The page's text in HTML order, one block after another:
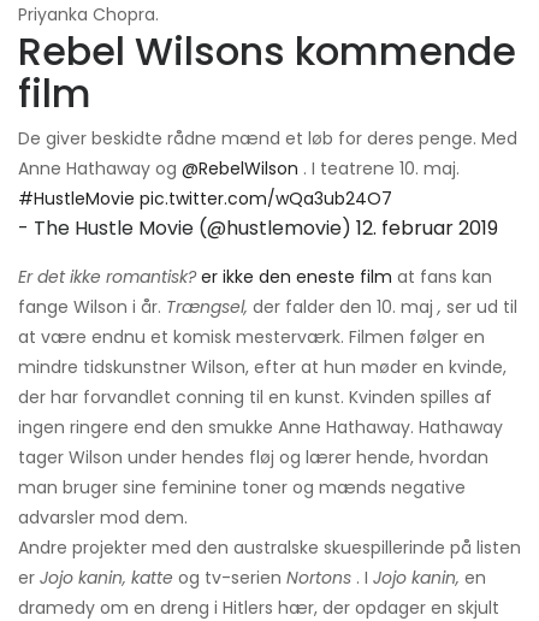
Priyanka Chopra.
Rebel Wilsons kommende
film
De giver beskidte rådne mænd et løb for deres penge. Med
Anne Hathaway og @RebelWilson . I teatrene 10. maj.
#HustleMovie pic.twitter.com/wQa3ub24O7
- The Hustle Movie (@hustlemovie) 12. februar 2019
Er det ikke romantisk? er ikke den eneste film at fans kan
fange Wilson i år. Trængsel, der falder den 10. maj , ser ud til
at være endnu et komisk mesterværk. Filmen følger en
mindre tidskunstner Wilson, efter at hun møder en kvinde,
der har forvandlet conning til en kunst. Kvinden spilles af
ingen ringere end den smukke Anne Hathaway. Hathaway
tager Wilson under hendes fløj og lærer hende, hvordan
man bruger sine feminine toner og mænds negative
advarsler mod dem.
Andre projekter med den australske skuespillerinde på listen
er Jojo kanin, katte og tv-serien Nortons . I Jojo kanin, en
dramedy om en dreng i Hitlers hær, der opdager en skjult